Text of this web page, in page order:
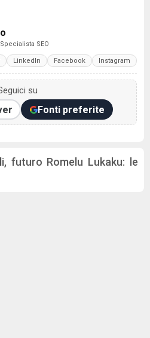
SEO
LinkedIn Facebook Instagram
su
Fonti preferite
futuro Romelu Lukaku: le